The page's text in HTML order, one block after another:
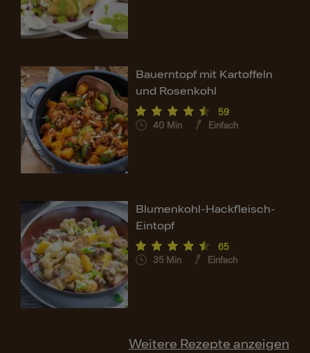
Bauerntopf mit Kartoffeln
und Rosenkohl
59
40 Min Einfach
Blumenkohl-Hackfleisch-
Eintopf
65
35 Min Einfach
Weitere Rezepte anzeigen